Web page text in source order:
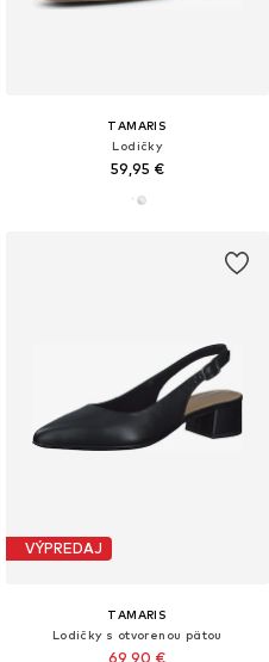
TAMARIS
Lodičky
59,95 €
VÝPREDAJ
TAMARIS
Lodičky s otvorenou pätou
69,90 €